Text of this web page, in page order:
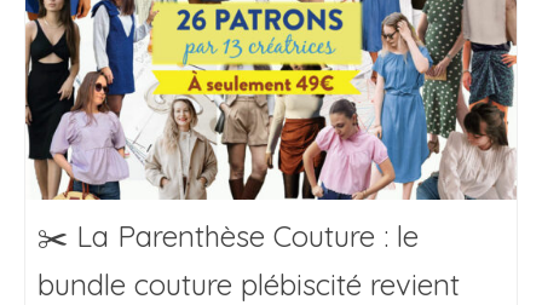
✂️ La Parenthèse Couture : le
bundle couture plébiscité revient